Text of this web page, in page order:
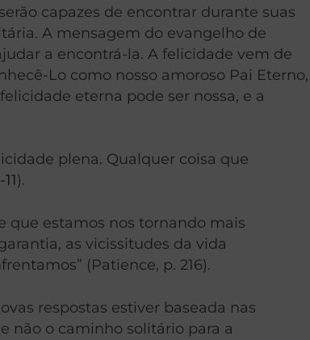
capazes de encontrar durante suas
A mensagem do evangelho de
a encontrá-la. A felicidade vem de
Lo como nosso amoroso Pai Eterno,
eterna pode ser nossa, e a
plena. Qualquer coisa que
).
que estamos nos tornando mais
as vicissitudes da vida
(Patience, p. 216).
respostas estiver baseada nas
não o caminho solitário para a